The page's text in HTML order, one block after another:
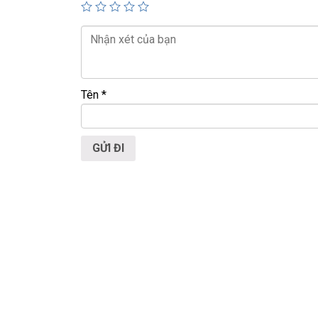
Tên *